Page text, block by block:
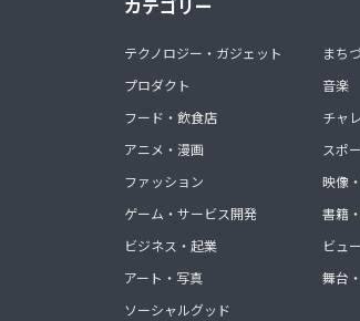
カテゴリー
テクノロジー・ガジェット
プロダクト
フード・飲食店
アニメ・漫画
ファッション
ゲーム・サービス開発
ビジネス・起業
アート・写真
ソーシャルグッド
まち
音楽
チャ
スポ
映像
書籍
ビュ
舞台